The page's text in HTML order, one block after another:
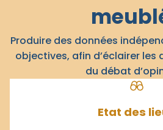
Produire des données
objectives, afin d’éclairer les
du débat
Etat des